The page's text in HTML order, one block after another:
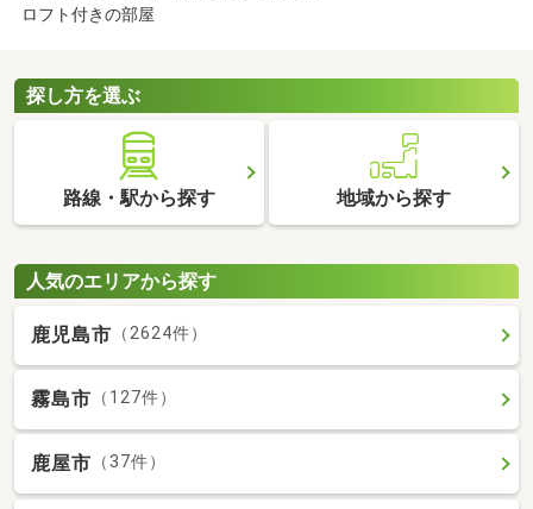
ロフト付きの部屋
探し方を選ぶ
路線・駅から探す 地域から探す
人気のエリアから探す
鹿児島市 （2624件）
霧島市 （127件）
鹿屋市 （37件）